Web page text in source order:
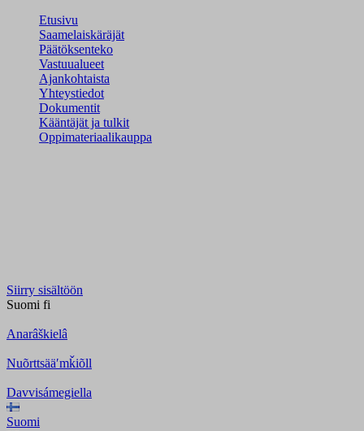
Etusivu
Saamelaiskäräjät
Päätöksenteko
Vastuualueet
Ajankohtaista
Yhteystiedot
Dokumentit
Kääntäjät ja tulkit
Oppimateriaalikauppa
Siirry sisältöön
Suomi fi
Anarâškielâ
Nuõrttsääʹmǩiõll
Davvisámegiella
Suomi